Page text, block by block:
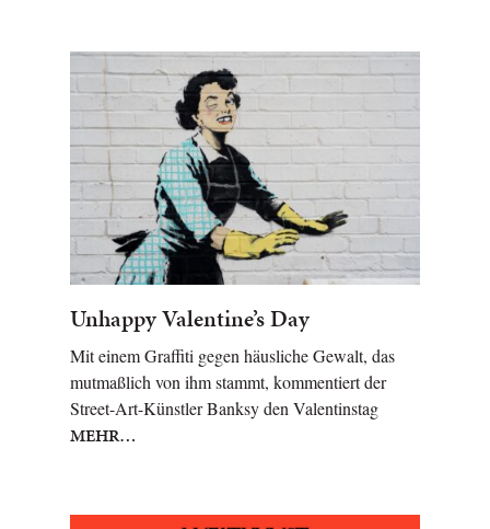
Unhappy Valentine’s Day
Mit einem Graffiti gegen häusliche Gewalt, das
mutmaßlich von ihm stammt, kommentiert der
Street-Art-Künstler Banksy den Valentinstag
MEHR…